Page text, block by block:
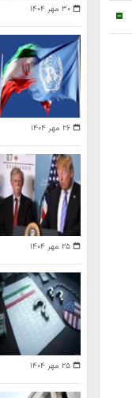
۳۰ مهر ۱۴۰۴
۲۶ مهر ۱۴۰۴
۲۵ مهر ۱۴۰۴
۲۵ مهر ۱۴۰۴